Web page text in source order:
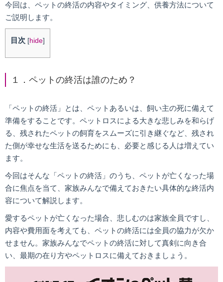
今回は、ペットの終活の内容やタイミング、供養方法について
ご説明します。
目次 [hide]
１．ペットの終活は誰のため？
「ペットの終活」とは、ペットあるいは、飼い主の死に備えて
準備をすることです。ペットロスによる大きな悲しみを和らげ
る、残されたペットの飼育をスムーズに引き継ぐなど、残され
た側が幸せな生活を送るためにも、必要と感じる人は増えてい
ます。
今回はそんな「ペットの終活」のうち、ペットが亡くなった場
合に焦点を当て、家族みんなで備えておきたい具体的な終活内
容について解説します。
愛するペットが亡くなった場合、悲しむのは家族全員ですし、
内容や費用面を考えても、ペットの終活には全員の協力が欠か
せません。家族みんなでペットの終活に対して真剣に向き合
い、最期の在り方やペットロスに備えておきましょう。